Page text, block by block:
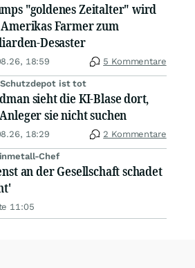
"goldenes Zeitalter" wird
Farmer zum
Desaster
18:59 5 Kommentare
Schutzdepot ist tot
sieht die KI-Blase dort,
sie nicht suchen
18:29 2 Kommentare
Chef
an der Gesellschaft schadet
11:05